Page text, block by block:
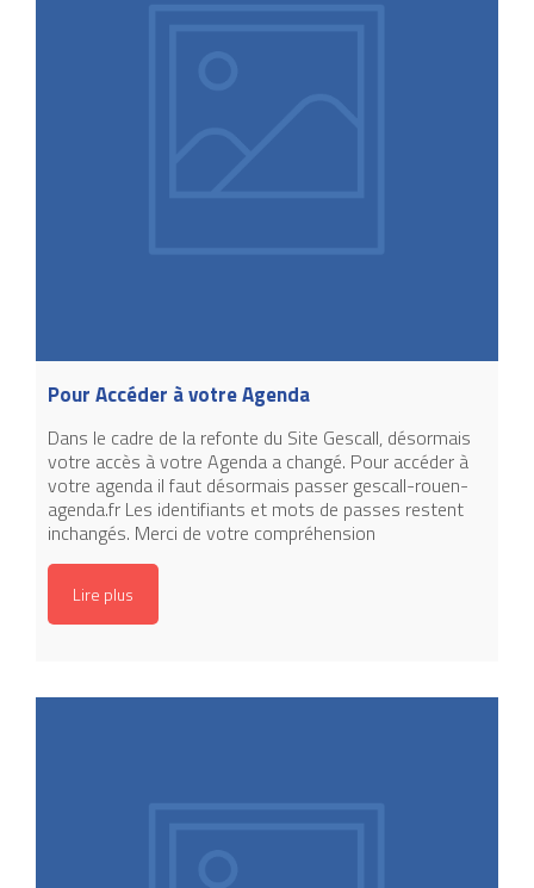
Pour Accéder à votre Agenda
Dans le cadre de la refonte du Site Gescall, désormais
votre accès à votre Agenda a changé. Pour accéder à
votre agenda il faut désormais passer gescall-rouen-
agenda.fr Les identifiants et mots de passes restent
inchangés. Merci de votre compréhension
Lire plus